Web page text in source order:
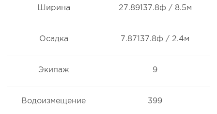
Ширина 27.89137.8ф / 8.5м
Осадка 7.87137.8ф / 2.4м
Экипаж 9
Водоизмещение 399